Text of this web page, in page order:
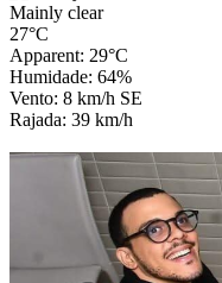
Mainly clear
27°C
Apparent: 29°C
Humidade: 64%
Vento: 8 km/h SE
Rajada: 39 km/h